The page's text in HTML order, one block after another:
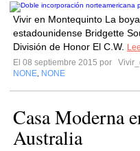
Vivir en Montequinto La
estadounidense Bridgette
División de Honor El C.W.
El 08 septiembre 2015 por
NONE NONE
Casa Moderna
Australia